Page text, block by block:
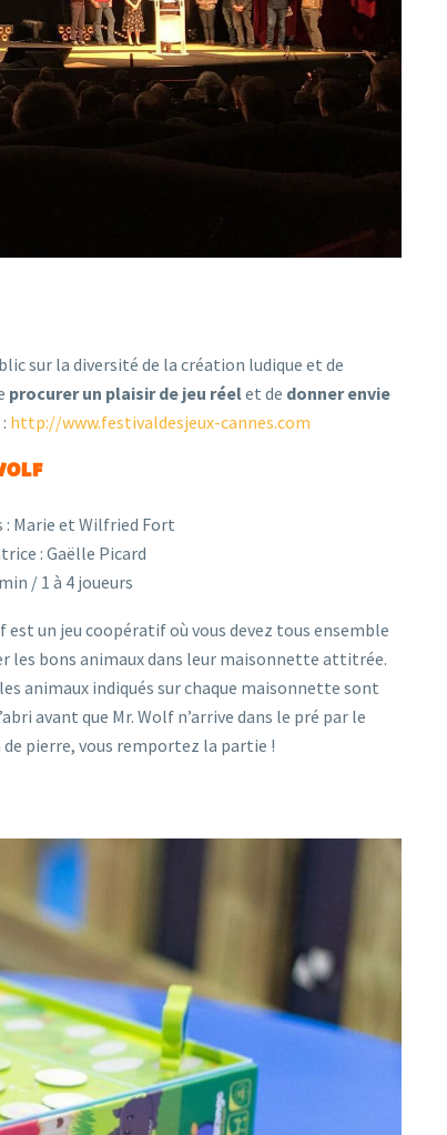
sur la diversité de la création ludique et de
procurer un plaisir de jeu réelet de donner envie
http://www.festivaldesjeux-cannes.com
: Marie et Wilfried Fort
: Gaëlle Picard
/ 1 à 4 joueurs
est un jeu coopératif où vous devez tous ensemble
les bons animaux dans leur maisonnette attitrée.
animaux indiqués sur chaque maisonnette sont
avant que Mr. Wolf n’arrive dans le pré par le
pierre, vous remportez la partie !